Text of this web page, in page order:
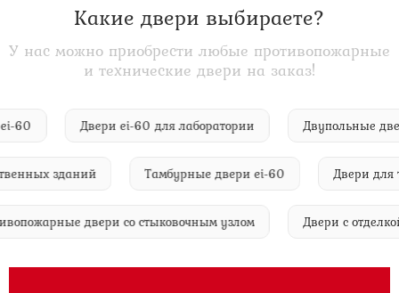
Какие двери выбираете?
У нас можно приобрести любые противопожарные
и технические двери на заказ!
ei-60 Двери ei-60 для лаборатории
зданий Тамбурные двери ei-60 Двери для
двери со стыковочным узлом Двери с